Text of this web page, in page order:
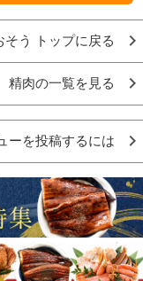
う トップに戻る
精肉の一覧を見る
ーを投稿するには